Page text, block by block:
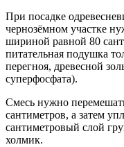
При посадке
чернозёмном участке
шириной равной 80
питательная подушка
перегноя, древесной
суперфосфата).
Смесь нужно
сантиметров, а затем
сантиметровый слой
холмик.